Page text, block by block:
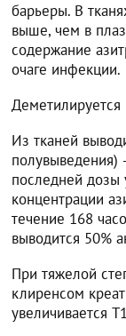
барьеры. В
выше, чем в
содержание
очаге инфекции.
Деметилируется
Из тканей
полувыведения)
последней дозы
концентрации
течение 168
выводится 50%
При тяжелой
клиренсом
увеличивается